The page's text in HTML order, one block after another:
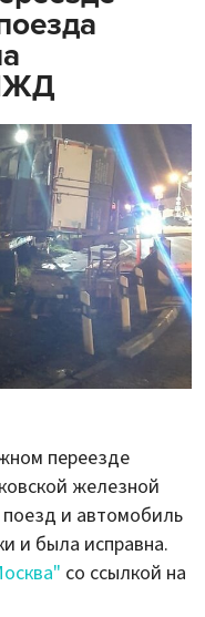
переезде
железной
и автомобиль
и была исправна.
со ссылкой на